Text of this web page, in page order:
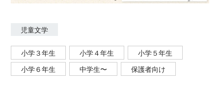
児童文学
小学３年生 小学４年生
小学５年生
小学６年生
中学生〜 保護者向け